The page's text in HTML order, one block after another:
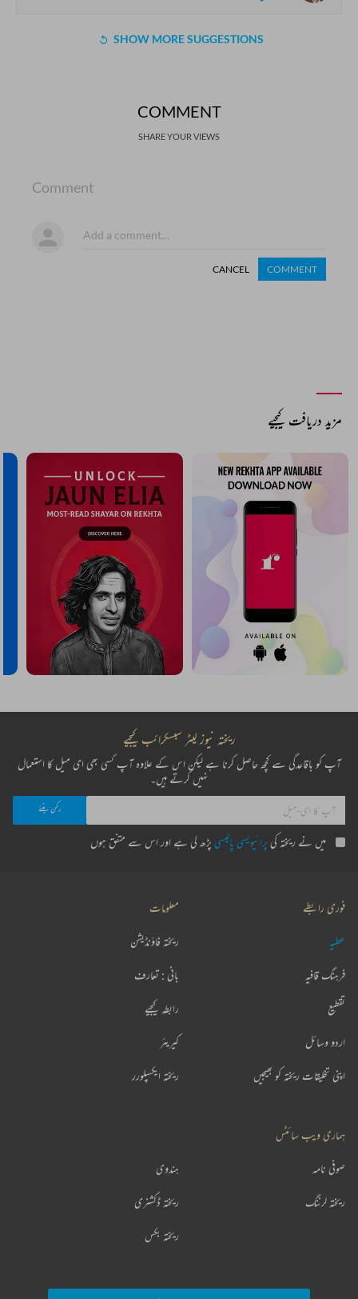
SHOW MORE SUGGESTIONS
COMMENT
SHARE YOUR VIEWS
Comment
CANCEL COMMENT
مزید دریافت کیجیے
ریختہ نیوز لیٹر سبسکرائب کیجیے
آپ کو باقاعدگی سے کچھ حاصل کرنا ہے لیکن اس کے علاوہ آپ کسی بھی ای میل کا استعمال
نہیں کرتے ہیں۔
میں نے ریختہ کی پرائیویسی پالیسی پڑھ لی ہے اور اس سے متفق ہوں
فوری رابطے
عطیہ
فرہنگ قافیہ
تقطیع
اردو وسائل
اپنی تخلیقات ریختہ کو بھیجیں
معلومات
ریختہ فاؤنڈیشن
بانی : تعارف
رابطہ کیجیے
کیریئر
ریختہ ایکسپلورر
ہماری ویب سائٹس
ہندوی صوفی نامہ
ریختہ ڈکشنری ریختہ لرننگ
ریختہ بکس